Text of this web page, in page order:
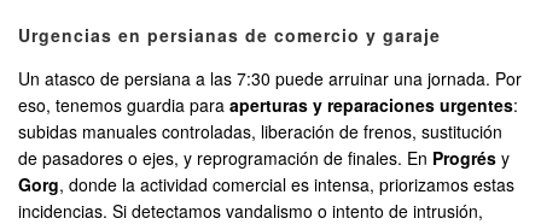
Urgencias en persianas de comercio y garaje
Un atasco de persiana a las 7:30 puede arruinar una jornada. Por
eso, tenemos guardia para aperturas y reparaciones urgentes:
subidas manuales controladas, liberación de frenos, sustitución
de pasadores o ejes, y reprogramación de finales. En Progrés y
Gorg, donde la actividad comercial es intensa, priorizamos estas
incidencias. Si detectamos vandalismo o intento de intrusión,